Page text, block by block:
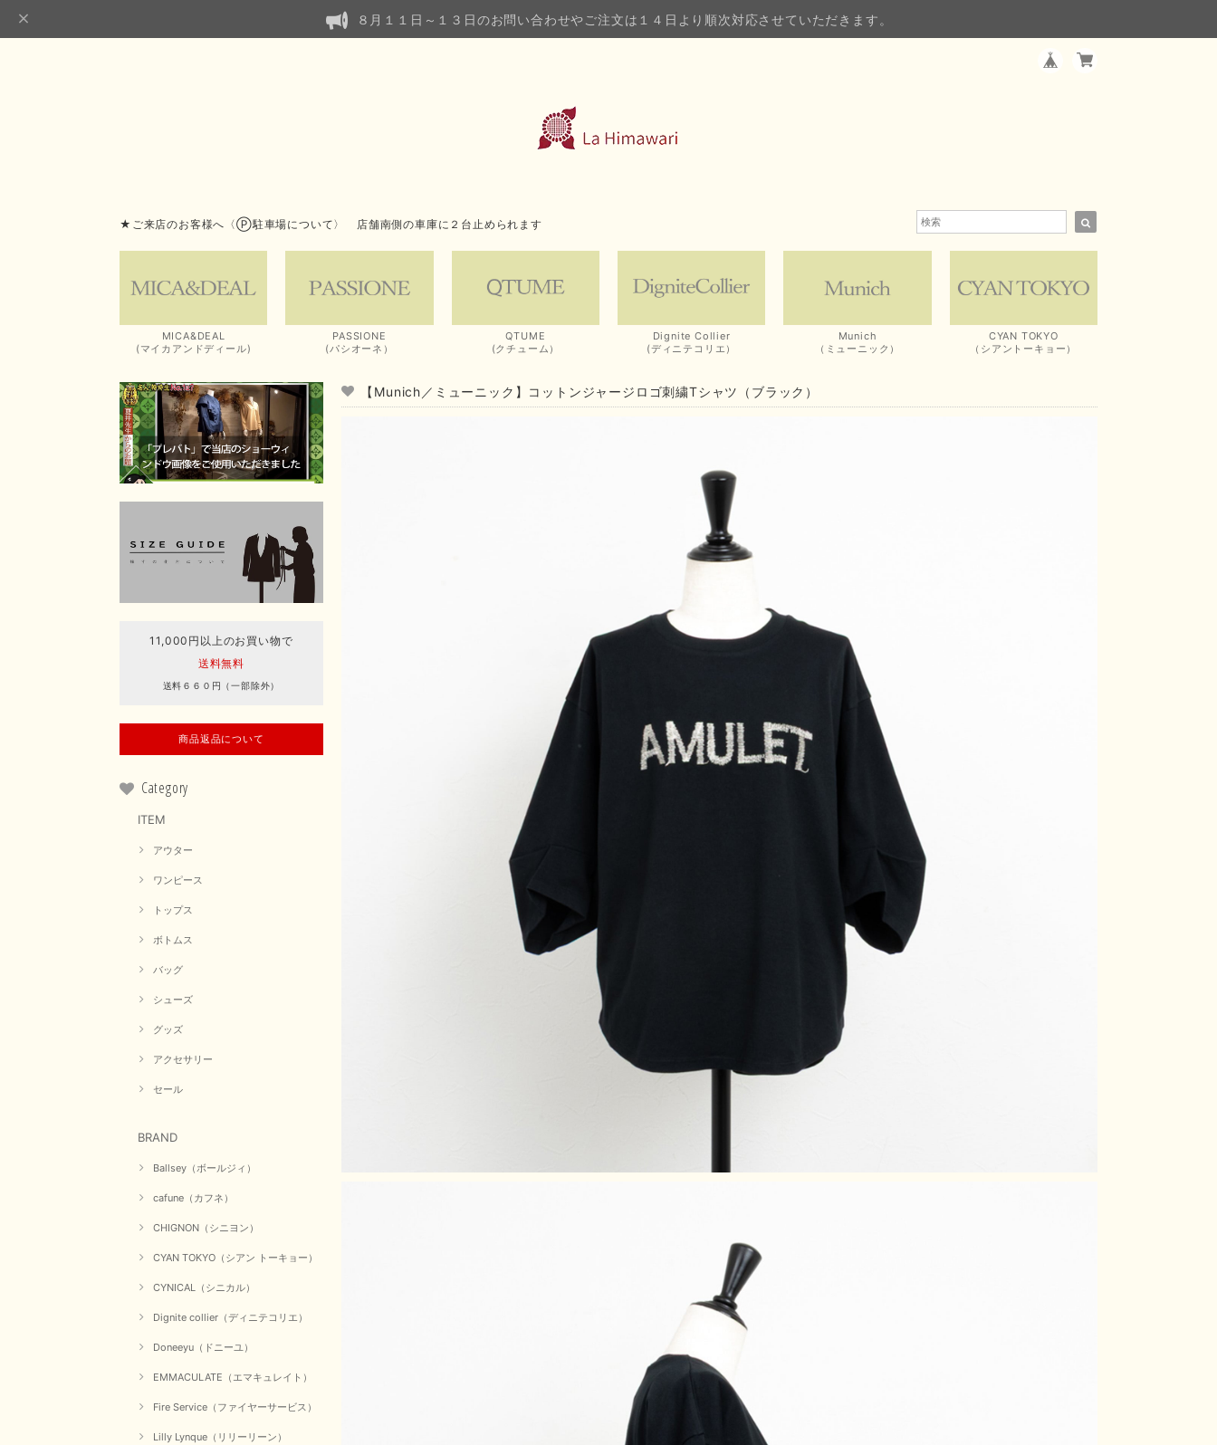
８月１１日～１３日のお問い合わせやご注文は１４日より順次対応させていただきます。
★ご来店のお客様へ〈Ⓟ駐車場について〉 店舗南側の車庫に２台止められます
MICA&DEAL
(マイカアンドディール)
PASSIONE
(パシオーネ）
QTUME
(クチューム）
Dignite Collier
(ディニテコリエ）
Munich
（ミューニック）
CYAN TOKYO
（シアントーキョー）
11,000円以上のお買い物で
送料無料
送料６６０円（一部除外）
商品返品について
Category
ITEM
アウター
ワンピース
トップス
ボトムス
バッグ
シューズ
グッズ
アクセサリー
セール
BRAND
Ballsey（ボールジィ）
cafune（カフネ）
CHIGNON（シニヨン）
CYAN TOKYO（シアン トーキョー）
CYNICAL（シニカル）
Dignite collier（ディニテコリエ）
Doneeyu（ドニーユ）
EMMACULATE（エマキュレイト）
Fire Service（ファイヤーサービス）
Lilly Lynque（リリーリーン）
【Munich／ミューニック】コットンジャージロゴ刺繍Tシャツ（ブラック）